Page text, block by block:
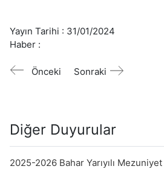
Yayın Tarihi : 31/01/2024
Haber :
Önceki Sonraki
Diğer Duyurular
2025-2026 Bahar Yarıyılı